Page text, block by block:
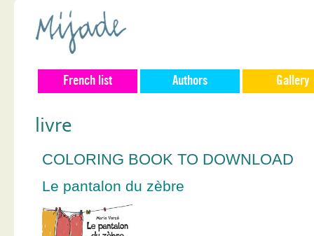
French list Authors Gallery
livre
COLORING BOOK TO DOWNLOAD
Le pantalon du zèbre